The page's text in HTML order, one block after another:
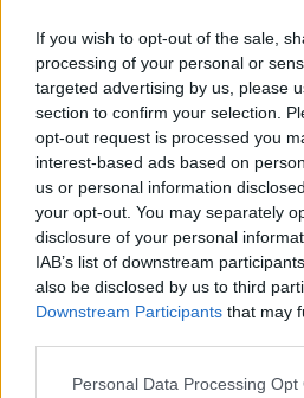
If you wish to opt-out of the sale,
processing of your personal or
targeted advertising by us, please
section to confirm your selection.
opt-out request is processed you
interest-based ads based on
us or personal information
your opt-out. You may separately
disclosure of your personal
IAB’s list of downstream
also be disclosed by us to third
Downstream Participants that may
Please note that this website/app
Personal Data Processing Opt
Su WhatsApp
345 356 7512
Ricevi le
daGoogle
Condividi l'articolo